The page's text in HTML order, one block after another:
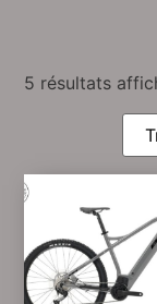
5 résultats